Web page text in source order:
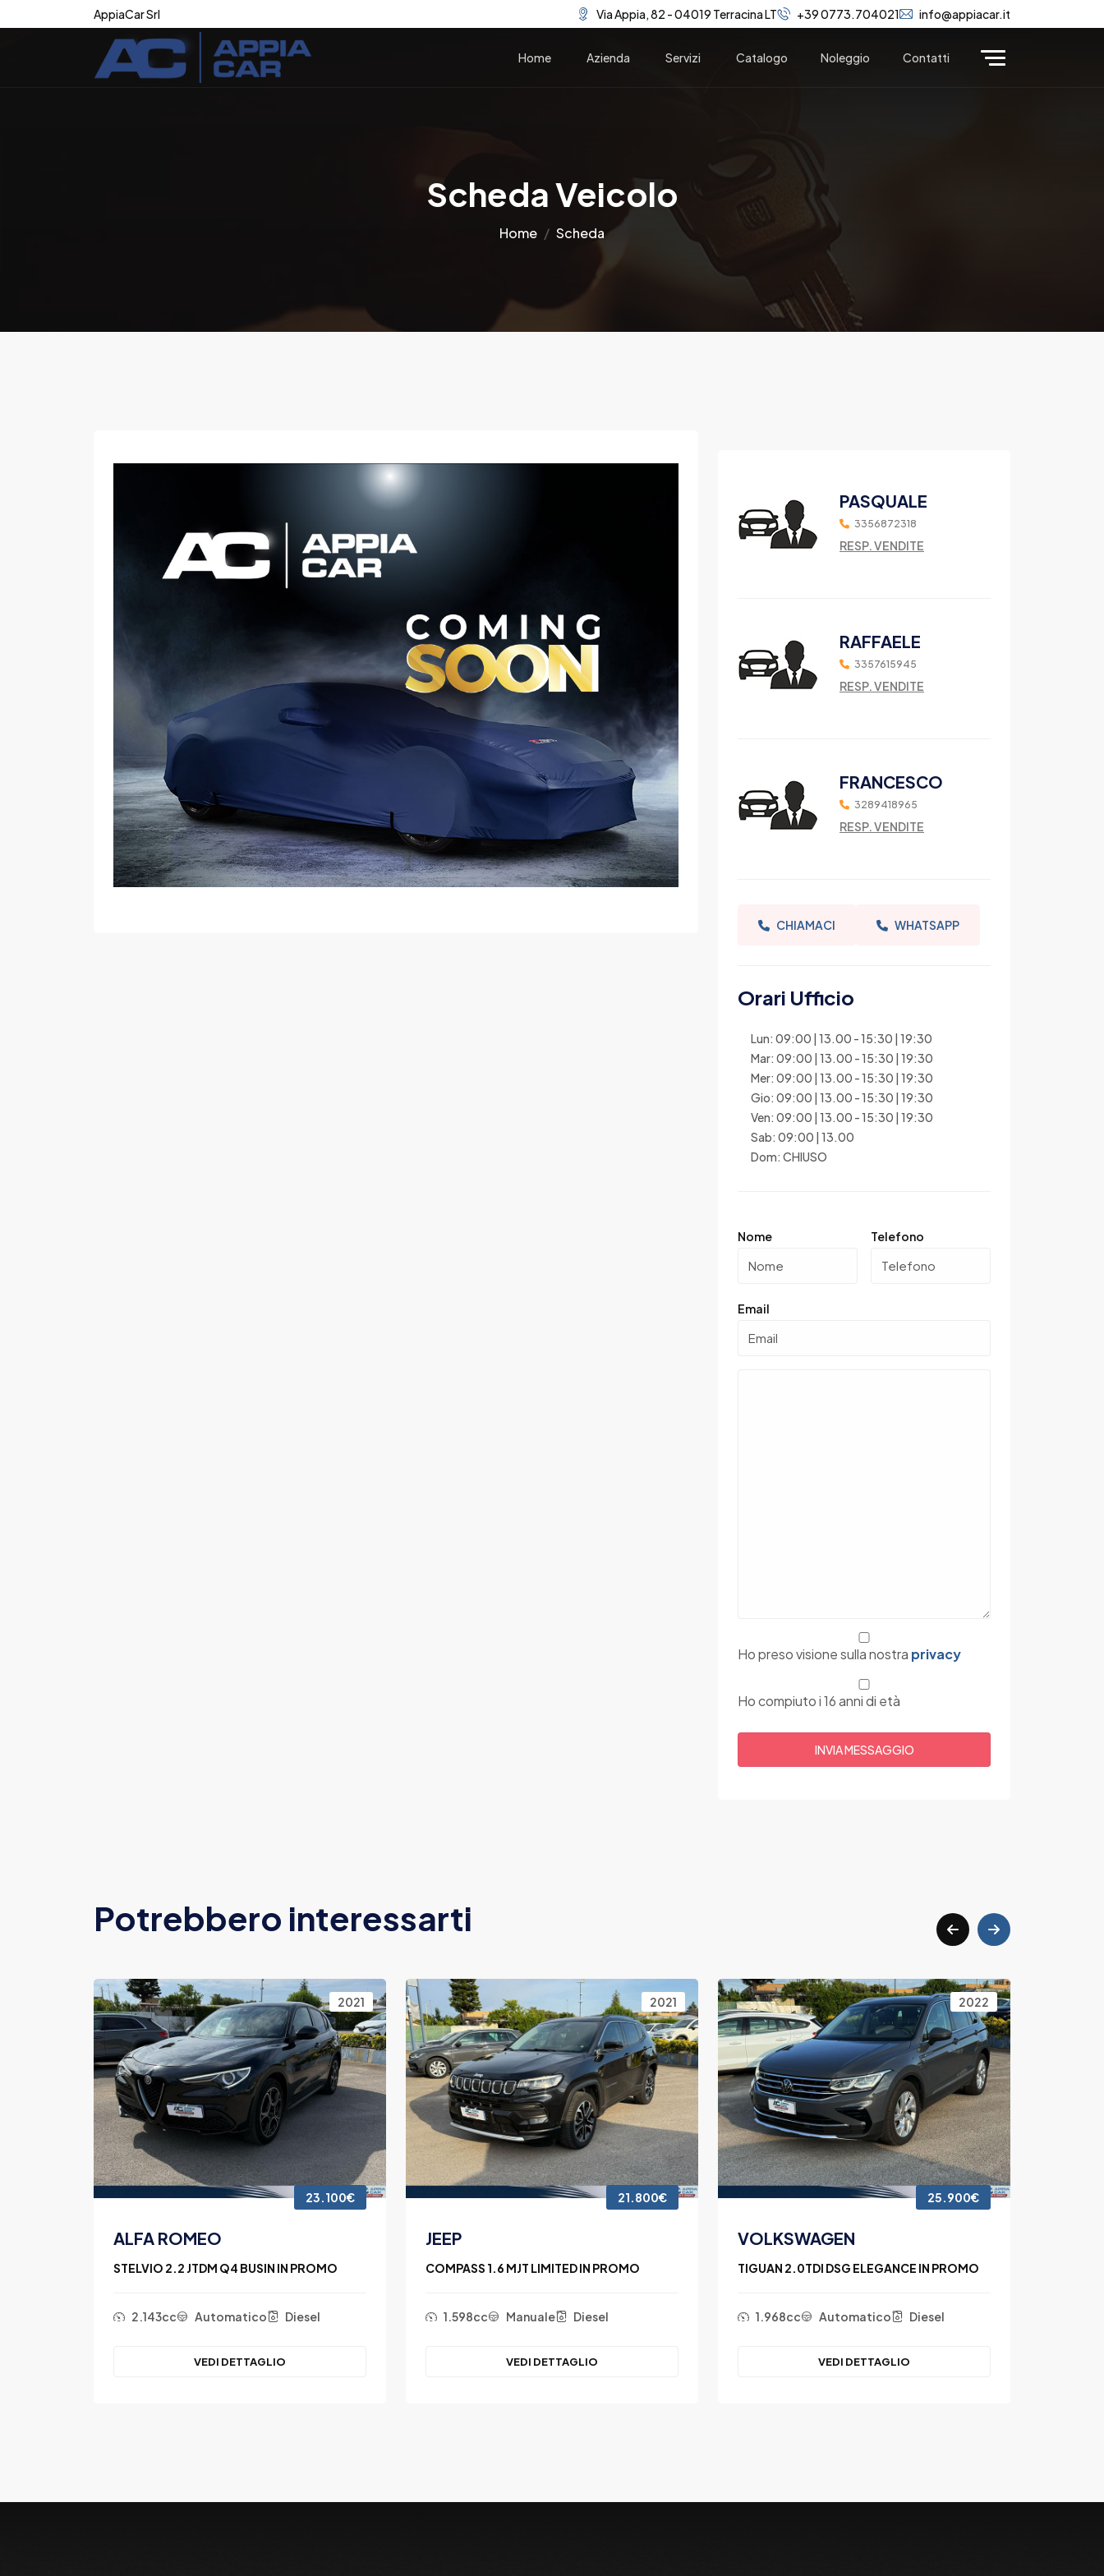
AppiaCar Srl Via Appia, 82 - 04019 Terracina LT +39 0773.704021 info@appiacar.it
Home Azienda Servizi Catalogo Noleggio Contatti
Scheda Veicolo
Home Scheda
PASQUALE
3356872318
RESP. VENDITE
RAFFAELE
3357615945
RESP. VENDITE
FRANCESCO
3289418965
RESP. VENDITE
CHIAMACI WHATSAPP
Orari Ufficio
Lun: 09:00 | 13.00 - 15:30 | 19:30
Mar: 09:00 | 13.00 - 15:30 | 19:30
Mer: 09:00 | 13.00 - 15:30 | 19:30
Gio: 09:00 | 13.00 - 15:30 | 19:30
Ven: 09:00 | 13.00 - 15:30 | 19:30
Sab: 09:00 | 13.00
Dom: CHIUSO
Nome Telefono
Email
Ho preso visione sulla nostra privacy
Ho compiuto i 16 anni di età
Potrebbero interessarti
2021
23.100€
ALFA ROMEO
STELVIO 2.2 JTDM Q4 BUSIN IN PROMO
2.143cc Automatico Diesel
VEDI DETTAGLIO
2021
21.800€
JEEP
COMPASS 1.6 MJT LIMITED IN PROMO
1.598cc Manuale Diesel
VEDI DETTAGLIO
2022
25.900€
VOLKSWAGEN
TIGUAN 2.0TDI DSG ELEGANCE IN PROMO
1.968cc Automatico Diesel
VEDI DETTAGLIO